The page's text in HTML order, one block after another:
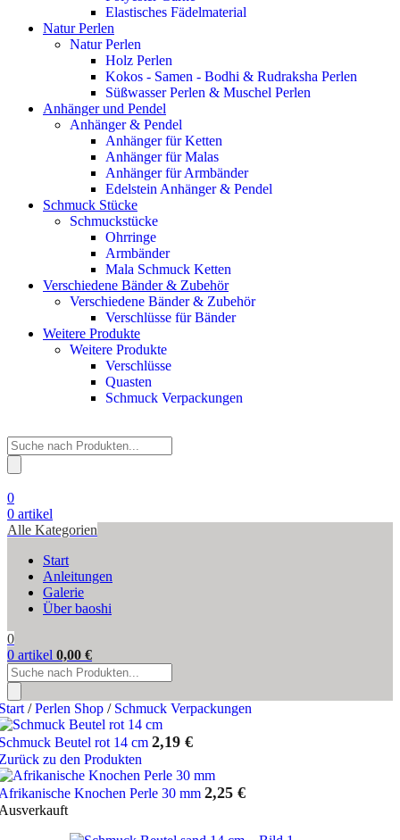
Elastisches Fädelmaterial
Natur Perlen
Natur Perlen
Holz Perlen
Kokos - Samen - Bodhi & Rudraksha Perlen
Süßwasser Perlen & Muschel Perlen
Anhänger und Pendel
Anhänger & Pendel
Anhänger für Ketten
Anhänger für Malas
Anhänger für Armbänder
Edelstein Anhänger & Pendel
Schmuck Stücke
Schmuckstücke
Ohrringe
Armbänder
Mala Schmuck Ketten
Verschiedene Bänder & Zubehör
Verschiedene Bänder & Zubehör
Verschlüsse für Bänder
Weitere Produkte
Weitere Produkte
Verschlüsse
Quasten
Schmuck Verpackungen
Products
search
0
0 artikel
Alle Kategorien
Start
Anleitungen
Galerie
Über baoshi
0
0 artikel 0,00 €
Products
search
/ Perlen Shop / Schmuck Verpackungen
Beutel rot 14 cm 2,19 €
zu den Produkten
Knochen Perle 30 mm 2,25 €